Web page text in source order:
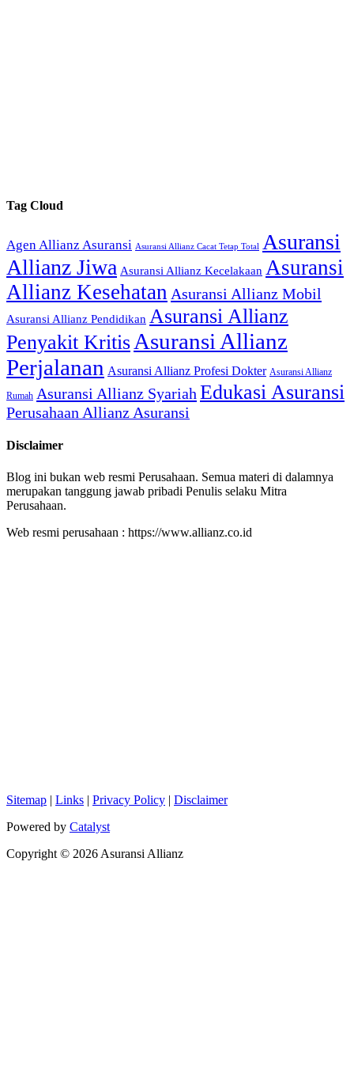
Tag Cloud
Agen Allianz Asuransi Asuransi Allianz Cacat Tetap Total
Asuransi
Allianz Jiwa Asuransi Allianz Kecelakaan Asuransi
Allianz Kesehatan Asuransi Allianz Mobil
Asuransi Allianz Pendidikan Asuransi Allianz
Penyakit Kritis Asuransi Allianz
Perjalanan Asuransi Allianz Profesi Dokter Asuransi Allianz
Rumah Asuransi Allianz Syariah Edukasi Asuransi
Perusahaan Allianz Asuransi
Disclaimer
Blog ini bukan web resmi Perusahaan. Semua materi di dalamnya
merupakan tanggung jawab pribadi Penulis selaku Mitra
Perusahaan.
Web resmi perusahaan : https://www.allianz.co.id
Sitemap | Links | Privacy Policy | Disclaimer
Powered by Catalyst
Copyright © 2026 Asuransi Allianz